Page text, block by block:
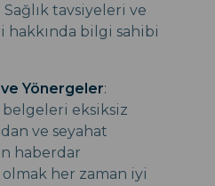
: Sağlık tavsiyeleri ve
bilgi sahibi
Yönergeler:
eksiksiz
ve seyahat
haberdar
her zaman iyi